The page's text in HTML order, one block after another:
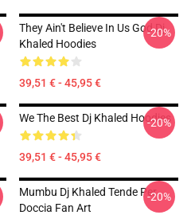
They Ain't Believe In Us God Dj
Khaled Hoodies
39,51 € - 45,95 €
-20%
We The Best Dj Khaled Hoodies
39,51 € - 45,95 €
-20%
Mumbu Dj Khaled Tende Per
Doccia Fan Art
-20%